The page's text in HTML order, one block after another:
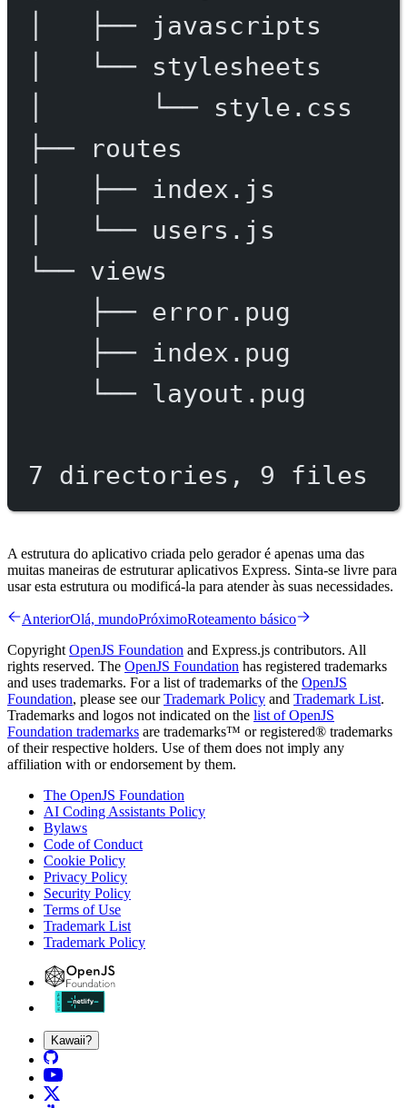
├──
javascripts
└──
stylesheets
└──
style.css
├──
routes
├──
index.js
└──
users.js
└── views
├── error.pug
├──
index.pug
└──
layout.pug
7 directories, 9 files
A estrutura do aplicativo criada pelo gerador é apenas uma das
muitas maneiras de estruturar aplicativos Express. Sinta-se livre para
usar esta estrutura ou modificá-la para atender às suas necessidades.
AnteriorOlá, mundoPróximoRoteamento básico
Copyright OpenJS Foundation and Express.js contributors. All
rights reserved. The OpenJS Foundation has registered trademarks
and uses trademarks. For a list of trademarks of the OpenJS
Foundation, please see ourTrademark Policy and Trademark List.
Trademarks and logos not indicated on the list of OpenJS
Foundation trademarks are trademarks™ or registered® trademarks
of their respective holders. Use of them does not imply any
affiliation with or endorsement by them.
The OpenJS Foundation
AI Coding Assistants Policy
Bylaws
Code of Conduct
Cookie Policy
Privacy Policy
Security Policy
Terms of Use
Trademark List
Trademark Policy
Kawaii?